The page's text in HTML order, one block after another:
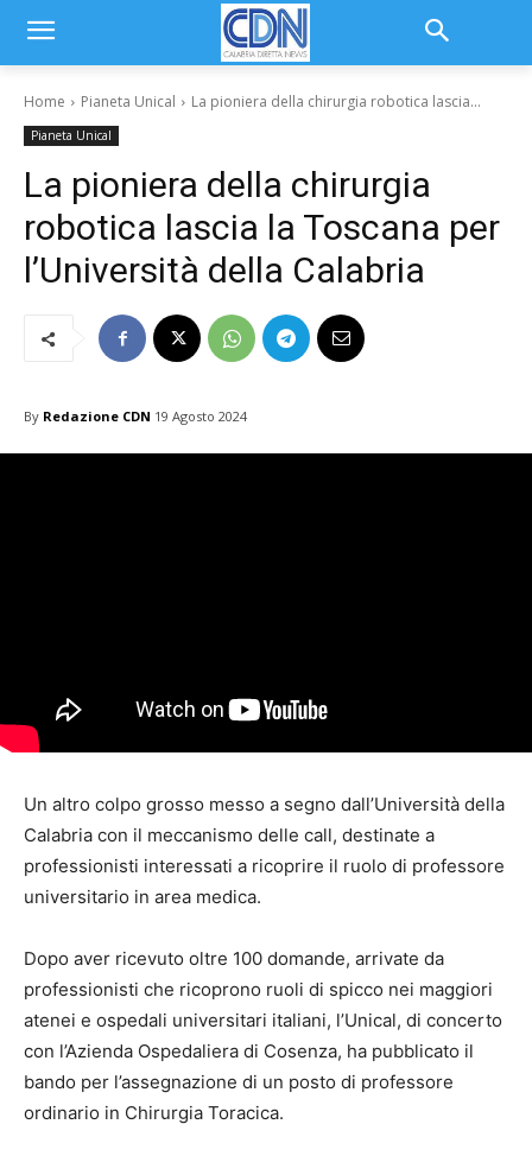
Home Pianeta Unical La pioniera della chirurgia robotica lascia...
Pianeta Unical
La pioniera della chirurgia
robotica lascia la Toscana per
l’Università della Calabria
By Redazione CDN 19 Agosto 2024
Un altro colpo grosso messo a segno dall’Università della
Calabria con il meccanismo delle call, destinate a
professionisti interessati a ricoprire il ruolo di professore
universitario in area medica.
Dopo aver ricevuto oltre 100 domande, arrivate da
professionisti che ricoprono ruoli di spicco nei maggiori
atenei e ospedali universitari italiani, l’Unical, di concerto
con l’Azienda Ospedaliera di Cosenza, ha pubblicato il
bando per l’assegnazione di un posto di professore
ordinario in Chirurgia Toracica.